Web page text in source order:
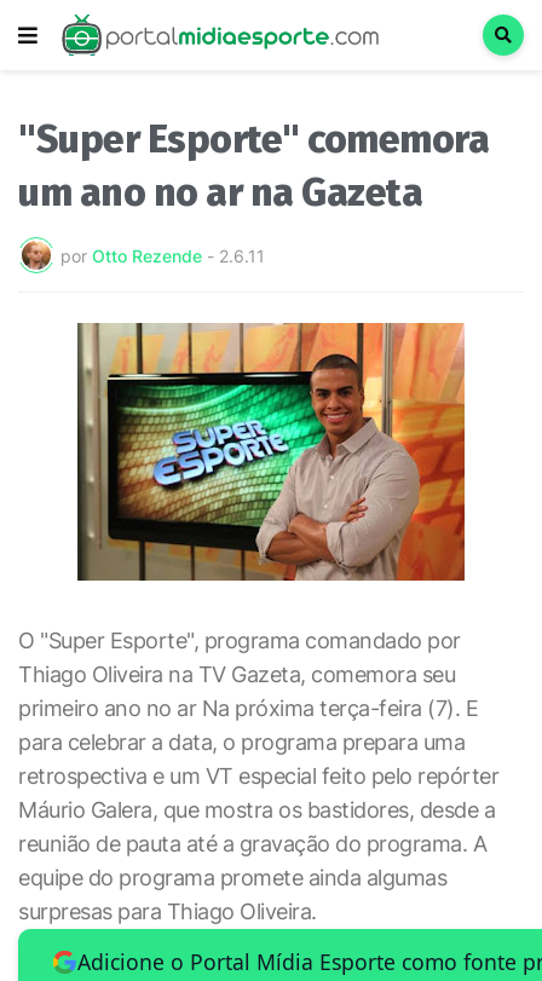
"Super Esporte" comemora
um ano no ar na Gazeta
por Otto Rezende - 2.6.11
O "Super Esporte", programa comandado por
Thiago Oliveira na TV Gazeta, comemora seu
primeiro ano no ar Na próxima terça-feira (7). E
para celebrar a data, o programa prepara uma
retrospectiva e um VT especial feito pelo repórter
Máurio Galera, que mostra os bastidores, desde a
reunião de pauta até a gravação do programa. A
equipe do programa promete ainda algumas
surpresas para Thiago Oliveira.
Adicione o Portal Mídia Esporte como fonte